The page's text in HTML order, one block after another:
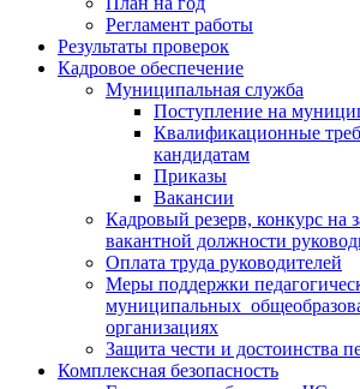
Регламент работы
Результаты проверок
Кадровое обеспечение
Муниципальная служба
Поступление на
Квалификационные
кандидатам
Приказы
Вакансии
Кадровый резерв, конкурс на
вакантной должности
Оплата труда руководителей
Меры поддержки
муниципальных
организациях
Защита чести и достоинства
Комплексная безопасность